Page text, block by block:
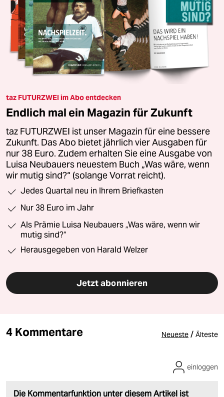
taz FUTURZWEI im Abo entdecken
Endlich mal ein Magazin für Zukunft
taz FUTURZWEI ist unser Magazin für eine bessere
Zukunft. Das Abo bietet jährlich vier Ausgaben für
nur 38 Euro. Zudem erhalten Sie eine Ausgabe von
Luisa Neubauers neuestem Buch „Was wäre, wenn
wir mutig sind?“ (solange Vorrat reicht).
Jedes Quartal neu in Ihrem Briefkasten
Nur 38 Euro im Jahr
Als Prämie Luisa Neubauers „Was wäre, wenn wir
mutig sind?“
Herausgegeben von Harald Welzer
Jetzt abonnieren
4 Kommentare Neueste / Älteste
Die Kommentarfunktion unter diesem Artikel ist
einloggen